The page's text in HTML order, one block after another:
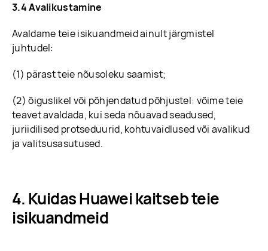
3.4 Avalikustamine
Avaldame teie isikuandmeid ainult järgmistel
juhtudel:
(1) pärast teie nõusoleku saamist;
(2) õiguslikel või põhjendatud põhjustel: võime teie
teavet avaldada, kui seda nõuavad seadused,
juriidilised protseduurid, kohtuvaidlused või avalikud
ja valitsusasutused.
Kuidas Huawei kaitseb teie
isikuandmeid